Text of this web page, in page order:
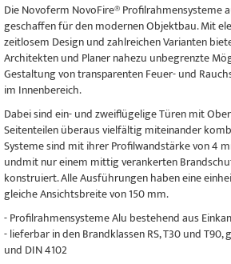
Die Novoferm NovoFire® Profilrahmensysteme
geschaffen für den modernen Objektbau. Mit
zeitlosem Design und zahlreichen Varianten
Architekten und Planer nahezu unbegrenzte
Gestaltung von transparenten Feuer- und
im Innenbereich.
Dabei sind ein- und zweiflügelige Türen mit
Seitenteilen überaus vielfältig miteinander
Systeme sind mit ihrer Profilwandstärke von 4
undmit nur einem mittig verankerten
konstruiert. Alle Ausführungen haben eine
gleiche Ansichtsbreite von 150 mm.
- ProfilrahmensystemeAlu bestehend aus
- lieferbar in den Brandklassen RS, T30und T90,
und DIN 4102